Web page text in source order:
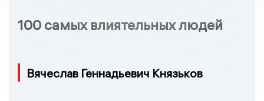
100 самых влиятельных людей
Вячеслав Геннадьевич Князьков